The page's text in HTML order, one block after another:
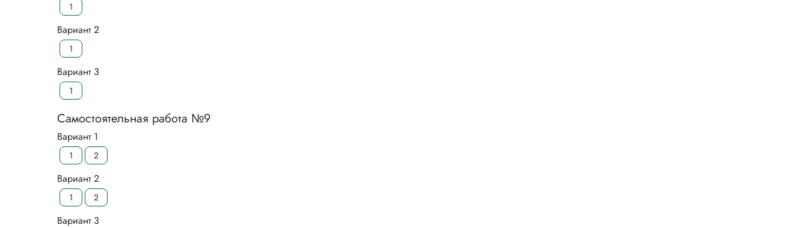
1
Вариант 2
1
Вариант 3
1
Самостоятельная работа №9
Вариант 1
1 2
Вариант 2
1 2
Вариант 3